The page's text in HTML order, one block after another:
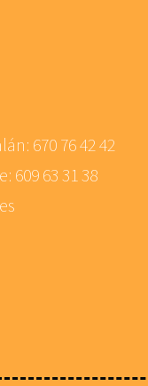
670 76 42 42
609 63 31 38